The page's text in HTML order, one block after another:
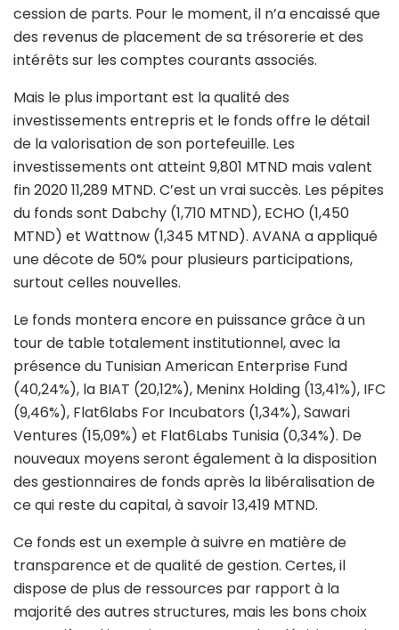
cession de parts. Pour le moment, il n’a encaissé que
des revenus de placement de sa trésorerie et des
intérêts sur les comptes courants associés.
Mais le plus important est la qualité des
investissements entrepris et le fonds offre le détail
de la valorisation de son portefeuille. Les
investissements ont atteint 9,801 MTND mais valent
fin 2020 11,289 MTND. C’est un vrai succès. Les pépites
du fonds sont Dabchy (1,710 MTND), ECHO (1,450
MTND) et Wattnow (1,345 MTND). AVANA a appliqué
une décote de 50% pour plusieurs participations,
surtout celles nouvelles.
Le fonds montera encore en puissance grâce à un
tour de table totalement institutionnel, avec la
présence du Tunisian American Enterprise Fund
(40,24%), la BIAT (20,12%), Meninx Holding (13,41%), IFC
(9,46%), Flat6labs For Incubators (1,34%), Sawari
Ventures (15,09%) et Flat6Labs Tunisia (0,34%). De
nouveaux moyens seront également à la disposition
des gestionnaires de fonds après la libéralisation de
ce qui reste du capital, à savoir 13,419 MTND.
Ce fonds est un exemple à suivre en matière de
transparence et de qualité de gestion. Certes, il
dispose de plus de ressources par rapport à la
majorité des autres structures, mais les bons choix